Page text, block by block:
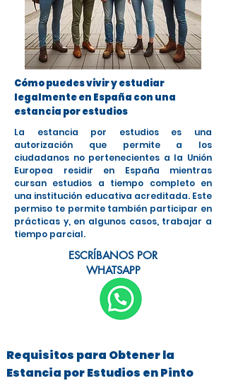
Cómo puedes vivir y estudiar
legalmente en España con una
estancia por estudios
La estancia por estudios es una
autorización que permite a los
ciudadanos no pertenecientes a la Unión
Europea residir en España mientras
cursan estudios a tiempo completo en
una institución educativa acreditada. Este
permiso te permite también participar en
prácticas y, en algunos casos, trabajar a
tiempo parcial.
ESCRÍBANOS POR
WHATSAPP
Requisitos para Obtener la
Estancia por Estudios en Pinto